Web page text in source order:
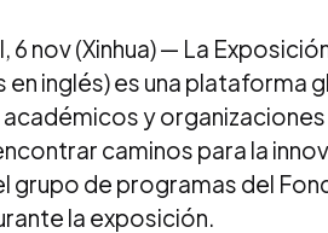
6 nov (Xinhua) — La
en inglés) es una
y
caminos para la
grupo de programas del
la exposición.